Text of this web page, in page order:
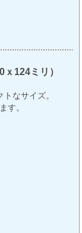
124ミリ）
なサイズ。
す。